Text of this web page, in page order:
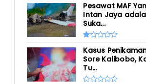
Pesawat MAF
Intan Jaya
Suka...
Kasus
Sore Kalibobo,
Tu...